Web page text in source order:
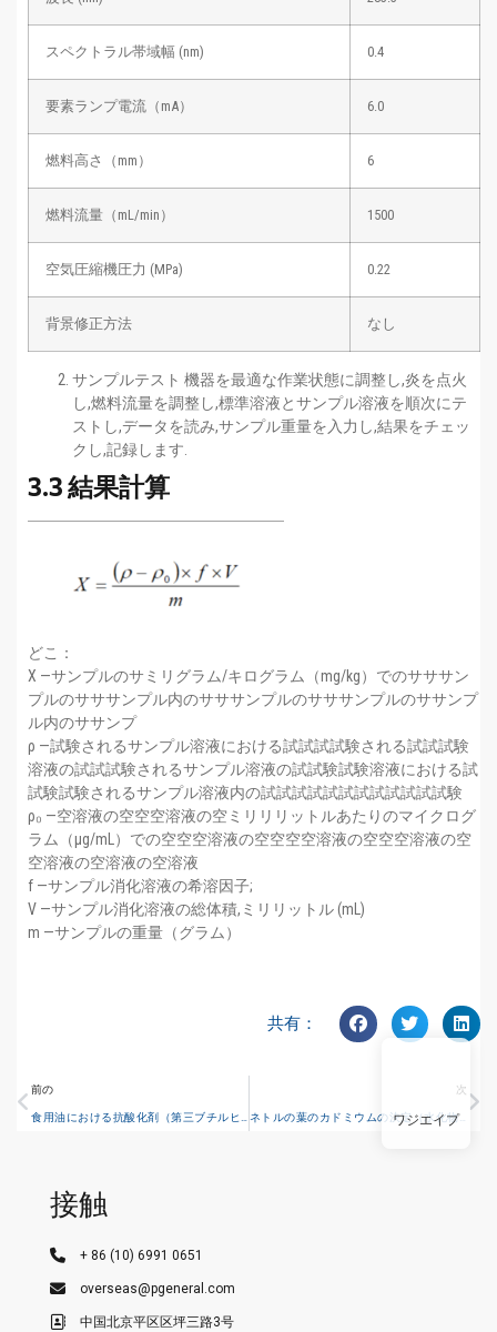
スペクトラル帯域幅 (nm) 0.4
要素ランプ電流（mA） 6.0
燃料高さ（mm） 6
燃料流量（mL/min） 1500
空気圧縮機圧力 (MPa) 0.22
背景修正方法 なし
サンプルテスト 機器を最適な作業状態に調整し,炎を点火
し,燃料流量を調整し,標準溶液とサンプル溶液を順次にテ
ストし,データを読み,サンプル重量を入力し,結果をチェッ
クし,記録します.
3.3 結果計算
どこ：
X —サンプルのサミリグラム/キログラム（mg/kg）でのサササン
プルのサササンプル内のサササンプルのサササンプルのササンプ
ル内のササンプ
ρ —試験されるサンプル溶液における試試試試験される試試試験
溶液の試試試験されるサンプル溶液の試試験試験溶液における試
試験試験されるサンプル溶液内の試試試試試試試試試試試試験
ρ₀ —空溶液の空空空溶液の空ミリリリットルあたりのマイクログ
ラム（μg/mL）での空空空溶液の空空空空溶液の空空空溶液の空
空溶液の空溶液の空溶液
f —サンプル消化溶液の希溶因子;
V —サンプル消化溶液の総体積,ミリリットル (mL)
m —サンプルの重量（グラム）
共有：
前の
食用油における抗酸化剤（第三ブチルヒドロキノン）の決定 –液体クロマトグラフィー方法
次
ネトルの葉のカドミウムの決定（水化物生成原子水水原原子水水水水水化物発生原子荧光スペクトロメトリ）
接触
+ 86 (10) 6991 0651
overseas@pgeneral.com
中国北京平区区坪三路3号
ワジエイプ